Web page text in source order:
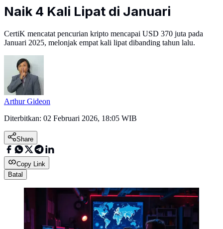
Naik 4 Kali Lipat di Januari
CertiK mencatat pencurian kripto mencapai USD 370 juta pada
Januari 2025, melonjak empat kali lipat dibanding tahun lalu.
Arthur Gideon
Diterbitkan: 02 Februari 2026, 18:05 WIB
Share
Copy Link
Batal